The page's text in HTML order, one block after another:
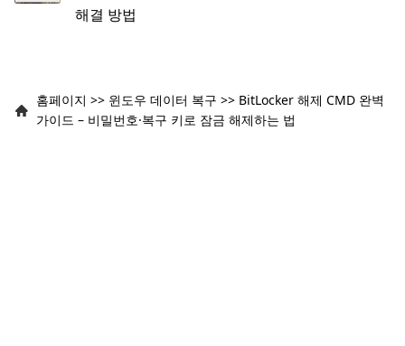
해결 방법
홈페이지 >> 윈도우 데이터 복구 >> BitLocker 해제 CMD 완벽
가이드 – 비밀번호·복구 키로 잠금 해제하는 법